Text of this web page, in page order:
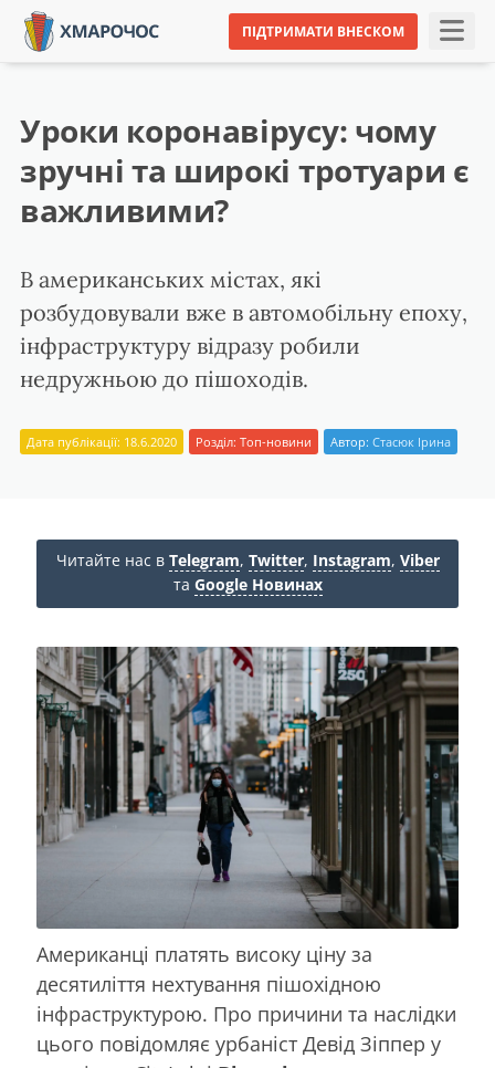
ПІДТРИМАТИ ВНЕСКОМ
Уроки коронавірусу: чому
зручні та широкі тротуари є
важливими?
В американських містах, які
розбудовували вже в автомобільну епоху,
інфраструктуру відразу робили
недружньою до пішоходів.
Дата публікації: 18.6.2020 Розділ: Топ-новини Автор: Стасюк Ірина
Читайте нас в Telegram, Twitter, Instagram, Viber
та Google Новинах
Американці платять високу ціну за
десятиліття нехтування пішохідною
інфраструктурою. Про причини та наслідки
цього повідомляє урбаніст Девід Зіппер у